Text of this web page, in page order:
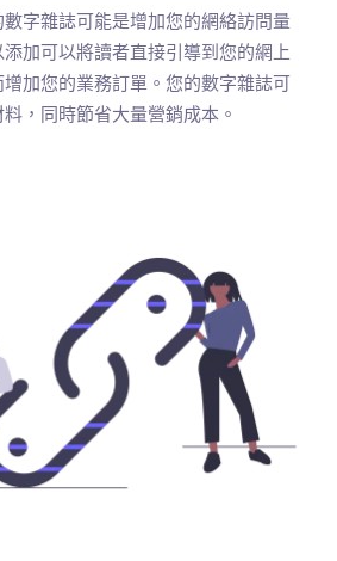
字雜誌可能是增加您的網絡訪問量
加可以將讀者直接引導到您的網上
加您的業務訂單。您的數字雜誌可
，同時節省大量營銷成本。